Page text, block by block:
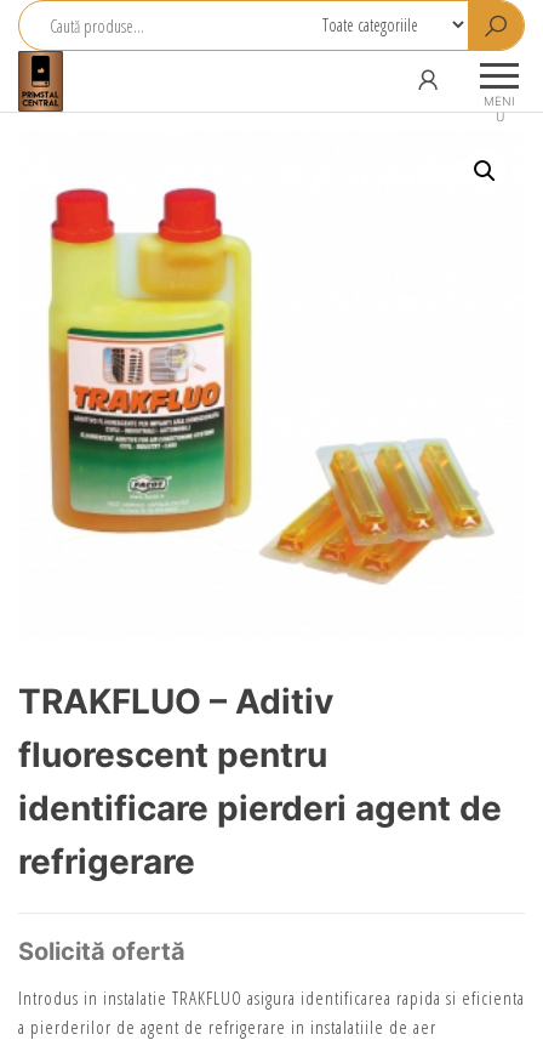
Central
MENI
U
TRAKFLUO – Aditiv
fluorescent pentru
identificare pierderi agent de
refrigerare
Solicită ofertă
Introdus in instalatie TRAKFLUO asigura identificarea rapida si eficienta
a pierderilor de agent de refrigerare in instalatiile de aer